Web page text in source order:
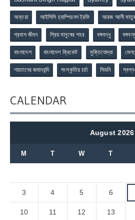
অন্তরা আইসিসি চ্যাম্পিয়নস ট্রফি আরজ আলী
প্রবাস জীবন প্রিয় মানুষের শহর বঙ্গবন্ধু
বাংলাদেশ বাংলাদেশ ক্রিকেট মুক্তিযোদ্ধা
শয়তানের জবানবন্দি সংস্কৃতির চর্চা সিডনি
CALENDAR
August 2026
M T W T
3 4 5 6
10 11 12 13